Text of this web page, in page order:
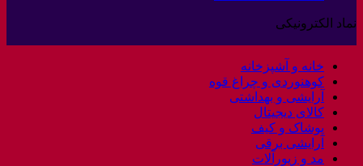
نماد الکترونیکی
خانه و آشپزخانه
کوهنوردی و چراغ قوه
آرایشی و بهداشتی
کالای دیجیتال
پوشاک و کیف
آرایشی برقی
مد و زیورآلات